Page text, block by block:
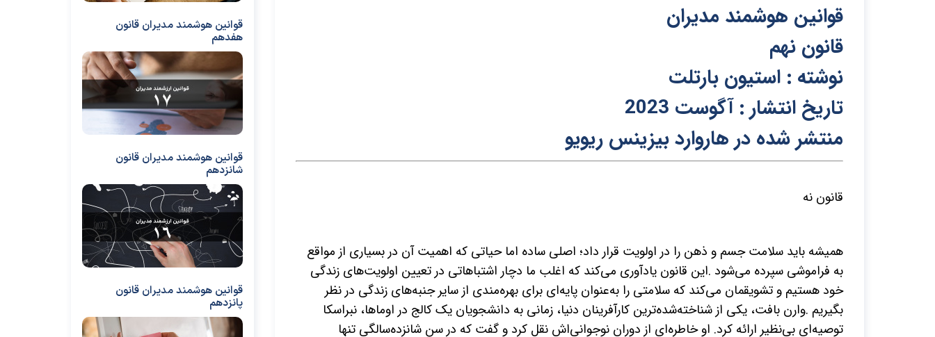
قوانین هوشمند مدیران
قانون نهم
نوشته : استیون بارتلت
تاریخ انتشار : آگوست 2023
منتشر شده در هاروارد بیزینس ریویو
قانون نه
همیشه باید سلامت جسم و ذهن را در اولویت قرار داد؛ اصلی ساده اما حیاتی که اهمیت آن در بسیاری از مواقع
به فراموشی سپرده می‌شود .این قانون یادآوری می‌کند که اغلب ما دچار اشتباهاتی در تعیین اولویت‌های زندگی
خود هستیم و تشویقمان می‌کند که سلامتی را به‌عنوان پایه‌ای برای بهره‌مندی از سایر جنبه‌های زندگی در نظر
بگیریم .وارن بافت، یکی از شناخته‌شده‌ترین کارآفرینان دنیا، زمانی به دانشجویان یک کالج در اوماها، نبراسکا
توصیه‌ای بی‌نظیر ارائه کرد. او خاطره‌ای از دوران نوجوانی‌اش نقل کرد و گفت که در سن شانزده‌سالگی تنها
قوانین هوشمند مدیران قانون
هفدهم
قوانین هوشمند مدیران قانون
شانزدهم
قوانین هوشمند مدیران قانون
پانزدهم